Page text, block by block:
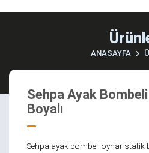
ANASAYFA
Sehpa Ayak
Boyalı
Sehpa ayak bombeli oynar statik